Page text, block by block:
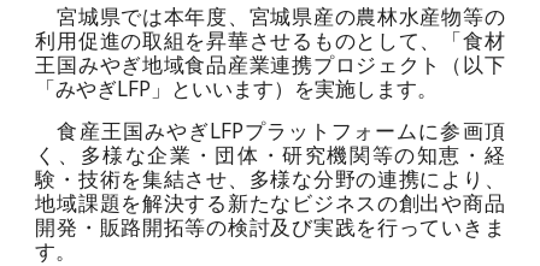
宮城県では本年度、宮城県産の農林水産物等の
利用促進の取組を昇華させるものとして、「食材
王国みやぎ地域食品産業連携プロジェクト（以下
「みやぎLFP」といいます）を実施します。
食産王国みやぎLFPプラットフォームに参画頂
く、多様な企業・団体・研究機関等の知恵・経
験・技術を集結させ、多様な分野の連携により、
地域課題を解決する新たなビジネスの創出や商品
開発・販路開拓等の検討及び実践を行っていきま
す。